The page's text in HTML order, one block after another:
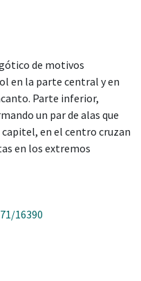
de motivos
en la parte central y en
Parte inferior,
un par de alas que
en el centro cruzan
en los extremos
16390